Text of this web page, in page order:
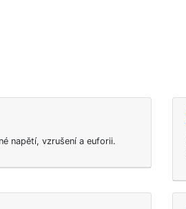
napětí, vzrušení a euforii.